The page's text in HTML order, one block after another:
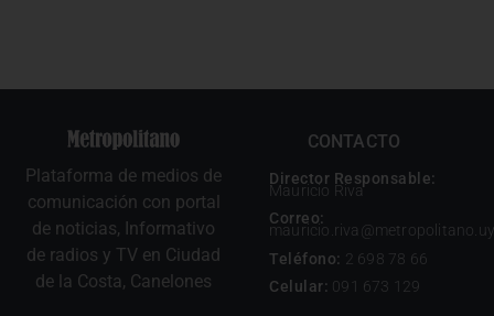
Plataforma de medios de
comunicación con portal
de noticias, Informativo
de radios y TV en Ciudad
de la Costa, Canelones
CONTACTO
Director Responsable:
Mauricio Riva
Correo:
mauricio.riva@metropolitano.uy
Teléfono: 2 698 78 66
Celular: 091 673 129